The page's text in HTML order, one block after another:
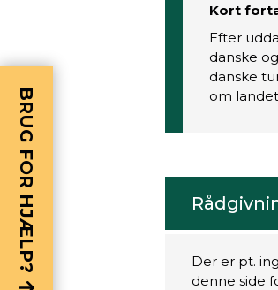
Kort
Efter
danske
danske
om
Der er pt.
denne side
BRUG FOR HJÆLP?